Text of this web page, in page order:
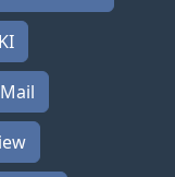
KI
Mail